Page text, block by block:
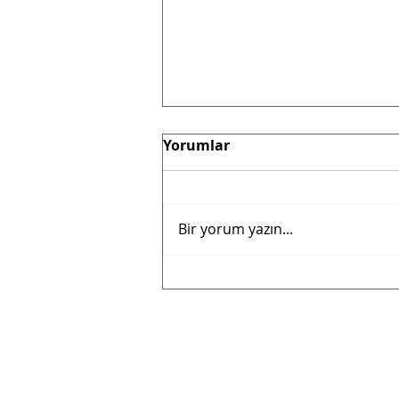
Fabrikamızda ne var ne
Yorumlar
Bir yorum yazın...